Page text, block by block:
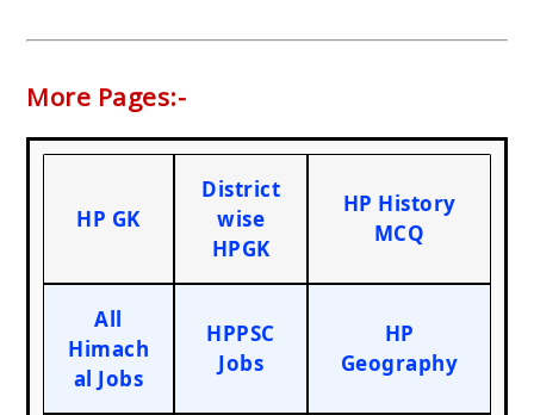
More Pages:-
HP GK
District
wise
HPGK
HP History
MCQ
All
Himach
al Jobs
HPPSC
Jobs
HP
Geography